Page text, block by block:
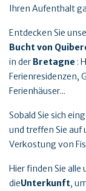
Ihren Aufenthalt
Entdecken Sie
Bucht von
in der Bretagne :
Ferienresidenzen,
Ferienhäuser...
Sobald Sie sich
und treffen Sie auf
Verkostung von
Hier finden Sie alle
dieUnterkunft,